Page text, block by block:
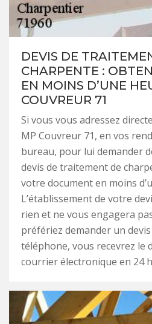
DEVIS DE
CHARPENTE :
EN MOINS D’UNE
COUVREUR 71
Si vous vous adressez
MP Couvreur 71, en vos
bureau, pour lui demander
devis de traitement de
votre document en moins
L’établissement de votre
rien et ne vous engagera
préfériez demander un
téléphone, vous recevrez le
courrier électronique en 24